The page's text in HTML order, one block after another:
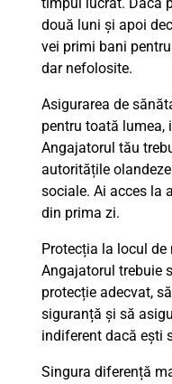
două luni și apoi
vei primi bani
dar nefolosite.
Asigurarea de
pentru toată lumea,
Angajatorul tău
autoritățile
sociale. Ai acces la
din prima zi.
Protecția la locul
Angajatorul trebuie
protecție adecvat,
siguranță și să
indiferent dacă ești
Singura diferență